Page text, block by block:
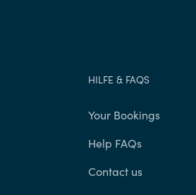
HILFE & FAQS
Your Bookings
Help FAQs
Contact us